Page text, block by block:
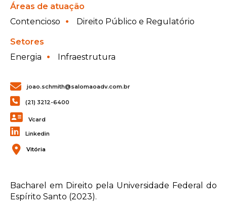
Áreas de atuação
Contencioso
Direito Público e Regulatório
Setores
Energia
Infraestrutura
joao.schmith@salomaoadv.com.br
(21) 3212-6400
Vcard
Linkedin
Vitória
Bacharel em Direito pela Universidade Federal do
Espírito Santo (2023).